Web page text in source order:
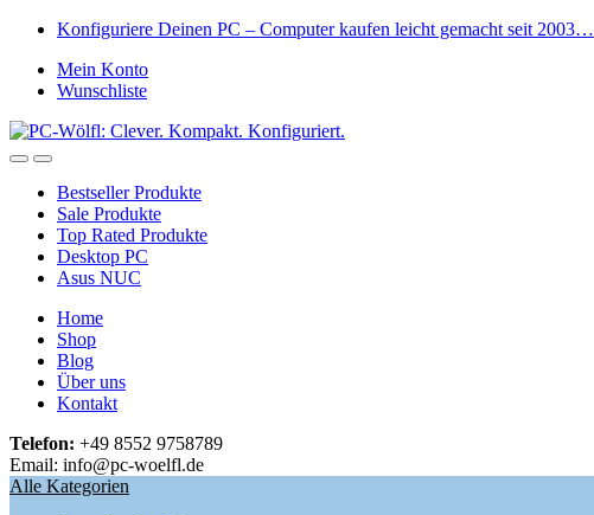
Skip
navigation
Skip
content
Konfiguriere Deinen PC – Computer kaufen leicht gemacht seit 2003…
Mein Konto
Wunschliste
OpenClose
Bestseller Produkte
Sale Produkte
Top Rated Produkte
Desktop PC
Asus NUC
Home
Shop
Blog
Über uns
Kontakt
Telefon: +49 8552 9758789
Email: info@pc-woelfl.de
Alle Kategorien